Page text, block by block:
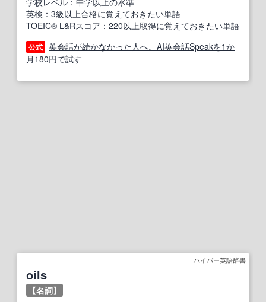
英検：3級以上合格に覚えておきたい単語
TOEIC® L&Rスコア：220以上取得に覚えておきたい単語
公式 英会話が続かなかった人へ。AI英会話Speakを1か
月180円で試す
ハイパー英語辞書
oils
【名詞】